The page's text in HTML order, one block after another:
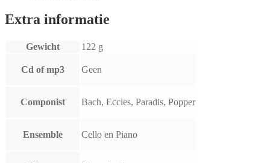
Extra informatie
Gewicht 122 g
Cd of mp3 Geen
Componist Bach, Eccles, Paradis, Popper
Ensemble Cello en Piano